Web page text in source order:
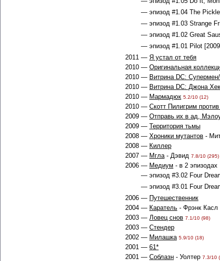
— эпизод #1.04 The
— эпизод #1.03 Strange
— эпизод #1.02 Great
— эпизод #1.01 Pilot
2011 — Я устал от тебя
2010 — Оригинальная
2010 — Витрина DC:
2010 — Витрина DC: Джона
2010 — Мармадюк 5.2/10 (12)
2010 — Скотт Пилигрим
2009 — Отправь их в ад,
2009 — Территория тьмы
2008 — Хроники мутантов -
2008 — Киллер
2007 — Мгла- Дэвид 7.8/10 (295)
2006 — Медиум - в 2 эпизодах
— эпизод #3.02 Four
— эпизод #3.01 Four
2006 — Путешественник
2004 — Каратель - Фрэнк Касл
2003 — Ловец снов 7.1/10 (98)
2003 — Стендер
2002 — Милашка 5.9/10 (18)
2001 — 61*
2001 — Соблазн - Уолтер 7.3/10